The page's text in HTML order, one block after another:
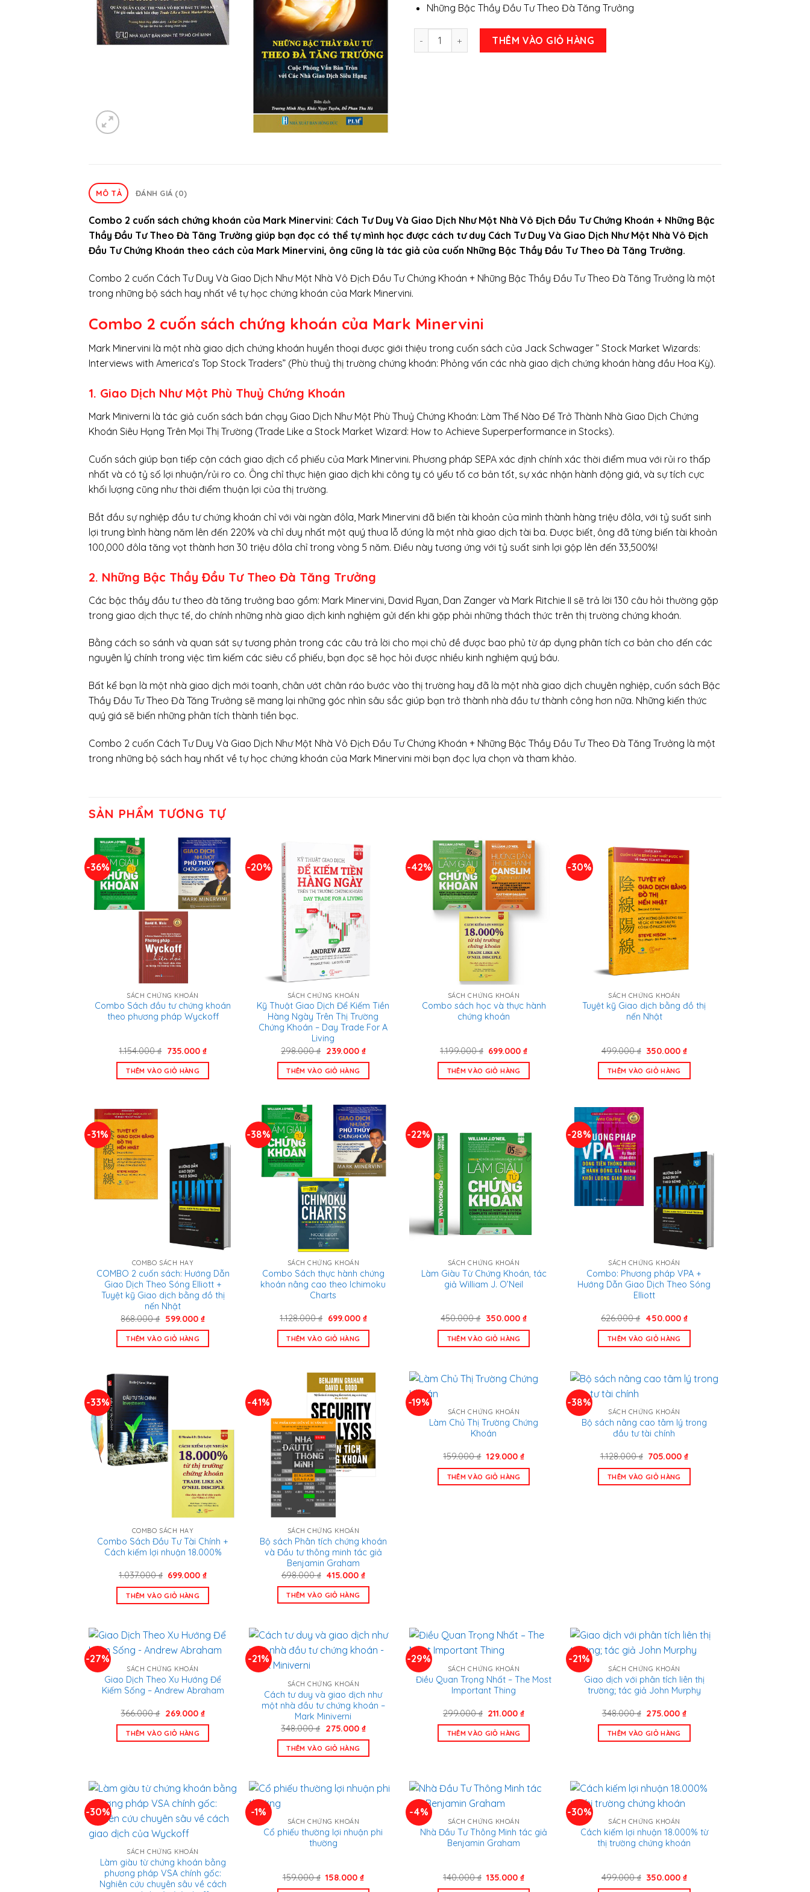
Những Bậc Thầy Đầu Tư Theo Đà Tăng Trưởng
Combo 2 cuốn sách chứng khoán của Mark Minervini số lượng
THÊM VÀO GIỎ HÀNG
MÔ TẢ ĐÁNH GIÁ (0)
Combo 2 cuốn sách chứng khoán của Mark Minervini: Cách Tư Duy Và Giao Dịch Như Một Nhà Vô Địch Đầu Tư Chứng Khoán + Những Bậc
Thầy Đầu Tư Theo Đà Tăng Trưởng giúp bạn đọc có thể tự mình học được cách tư duy Cách Tư Duy Và Giao Dịch Như Một Nhà Vô Địch
Đầu Tư Chứng Khoán theo cách của Mark Minervini, ông cũng là tác giả của cuốn Những Bậc Thầy Đầu Tư Theo Đà Tăng Trưởng.
Combo 2 cuốn Cách Tư Duy Và Giao Dịch Như Một Nhà Vô Địch Đầu Tư Chứng Khoán + Những Bậc Thầy Đầu Tư Theo Đà Tăng Trưởng là một
trong những bộ sách hay nhất về tự học chứng khoán của Mark Minervini.
Combo 2 cuốn sách chứng khoán của Mark Minervini
Mark Minervini là một nhà giao dịch chứng khoán huyền thoại được giới thiệu trong cuốn sách của Jack Schwager ” Stock Market Wizards:
Interviews with America’s Top Stock Traders” (Phù thuỷ thị trường chứng khoán: Phỏng vấn các nhà giao dịch chứng khoán hàng đầu Hoa Kỳ).
1. Giao Dịch Như Một Phù Thuỷ Chứng Khoán
Mark Miniverni là tác giả cuốn sách bán chạy Giao Dịch Như Một Phù Thuỷ Chứng Khoán: Làm Thế Nào Để Trở Thành Nhà Giao Dịch Chứng
Khoán Siêu Hạng Trên Mọi Thị Trường (Trade Like a Stock Market Wizard: How to Achieve Superperformance in Stocks).
Cuốn sách giúp bạn tiếp cận cách giao dịch cổ phiếu của Mark Minervini. Phương pháp SEPA xác định chính xác thời điểm mua với rủi ro thấp
nhất và có tỷ số lợi nhuận/rủi ro co. Ông chỉ thực hiện giao dịch khi công ty có yếu tố cơ bản tốt, sự xác nhận hành động giá, và sự tích cực
khối lượng cũng như thời điểm thuận lợi của thị trường.
Bắt đầu sự nghiệp đầu tư chứng khoán chỉ với vài ngàn đôla, Mark Minervini đã biến tài khoản của mình thành hàng triệu đôla, với tỷ suất sinh
lợi trung bình hàng năm lên đến 220% và chỉ duy nhất một quý thua lỗ đúng là một nhà giao dịch tài ba. Được biết, ông đã từng biến tài khoản
100,000 đôla tăng vọt thành hơn 30 triệu đôla chỉ trong vòng 5 năm. Điều này tương ứng với tỷ suất sinh lợi gộp lên đến 33,500%!
2. Những Bậc Thầy Đầu Tư Theo Đà Tăng Trưởng
Các bậc thầy đầu tư theo đà tăng trưởng bao gồm: Mark Minervini, David Ryan, Dan Zanger và Mark Ritchie II sẽ trả lời 130 câu hỏi thường gặp
trong giao dịch thực tế, do chính những nhà giao dịch kinh nghiệm gửi đến khi gặp phải những thách thức trên thị trường chứng khoán.
Bằng cách so sánh và quan sát sự tương phản trong các câu trả lời cho mọi chủ đề được bao phủ từ áp dụng phân tích cơ bản cho đến các
nguyên lý chính trong việc tìm kiếm các siêu cổ phiếu, bạn đọc sẽ học hỏi được nhiều kinh nghiệm quý báu.
Bất kể bạn là một nhà giao dịch mới toanh, chân ướt chân ráo bước vào thị trường hay đã là một nhà giao dịch chuyên nghiệp, cuốn sách Bậc
Thầy Đầu Tư Theo Đà Tăng Trưởng sẽ mang lại những góc nhìn sâu sắc giúp bạn trở thành nhà đầu tư thành công hơn nữa. Những kiến thức
quý giá sẽ biến những phân tích thành tiền bạc.
Combo 2 cuốn Cách Tư Duy Và Giao Dịch Như Một Nhà Vô Địch Đầu Tư Chứng Khoán + Những Bậc Thầy Đầu Tư Theo Đà Tăng Trưởng là một
trong những bộ sách hay nhất về tự học chứng khoán của Mark Minervini mời bạn đọc lựa chọn và tham khảo.
SẢN PHẨM TƯƠNG TỰ
-36%
SÁCH CHỨNG KHOÁN
Combo Sách đầu tư chứng khoán
theo phương pháp Wyckoff
1.154.000₫ Giá
là:
1.154.000 ₫.
735.000 ₫Giá
là:
THÊM VÀO GIỎ HÀNG
-20%
SÁCH CHỨNG KHOÁN
Kỹ Thuật Giao Dịch Để Kiếm Tiền
Hàng Ngày Trên Thị Trường
Chứng Khoán – Day Trade For A
Living
298.000₫ Giá
là:
298.000 ₫.
239.000 ₫Giá
là:
THÊM VÀO GIỎ HÀNG
-42%
SÁCH CHỨNG KHOÁN
Combo sách học và thực hành
chứng khoán
1.199.000₫ Giá
là:
1.199.000 ₫.
699.000₫Giá
là:
THÊM VÀO GIỎ HÀNG
-30%
SÁCH CHỨNG KHOÁN
Tuyệt kỹ Giao dịch bằng đồ thị
nến Nhật
499.000₫ Giá
là:
499.000 ₫.
350.000₫Giá
là:
THÊM VÀO GIỎ HÀNG
-31%
COMBO SÁCH HAY
COMBO 2 cuốn sách: Hướng Dẫn
Giao Dịch Theo Sóng Elliott +
Tuyệt kỹ Giao dịch bằng đồ thị
nến Nhật
868.000₫ Giá
là:
868.000 ₫.
599.000 ₫Giá
THÊM VÀO GIỎ HÀNG
-38%
SÁCH CHỨNG KHOÁN
Combo Sách thực hành chứng
khoán nâng cao theo Ichimoku
Charts
1.128.000₫ Giá
là:
1.128.000 ₫.
699.000 ₫Giá
tại
THÊM VÀO GIỎ HÀNG
-22%
SÁCH CHỨNG KHOÁN
Làm Giàu Từ Chứng Khoán, tác
giả William J. O’Neil
450.000₫ Giá
là:
450.000 ₫.
350.000 ₫Giá
tại
THÊM VÀO GIỎ HÀNG
-28%
SÁCH CHỨNG KHOÁN
Combo: Phương pháp VPA +
Hướng Dẫn Giao Dịch Theo Sóng
Elliott
626.000₫ Giá
là:
626.000 ₫.
450.000 ₫Giá
tại
THÊM VÀO GIỎ HÀNG
-33%
COMBO SÁCH HAY
Combo Sách Đầu Tư Tài Chính +
Cách kiếm lợi nhuận 18.000%
1.037.000₫ Giá
là:
1.037.000 ₫.
699.000₫Giá
tại
THÊM VÀO GIỎ HÀNG
-41%
SÁCH CHỨNG KHOÁN
Bộ sách Phân tích chứng khoán
và Đầu tư thông minh tác giả
Benjamin Graham
698.000₫ Giá
là:
698.000 ₫.
415.000₫Giá
là:
THÊM VÀO GIỎ HÀNG
-19%
SÁCH CHỨNG KHOÁN
Làm Chủ Thị Trường Chứng
Khoán
159.000₫ Giá
là:
159.000 ₫.
129.000 ₫Giá
tại
THÊM VÀO GIỎ HÀNG
-38%
SÁCH CHỨNG KHOÁN
Bộ sách nâng cao tâm lý trong
đầu tư tài chính
1.128.000₫ Giá
là:
1.128.000 ₫.
705.000₫Giá
tại
THÊM VÀO GIỎ HÀNG
-27%
SÁCH CHỨNG KHOÁN
Giao Dịch Theo Xu Hướng Để
Kiếm Sống – Andrew Abraham
366.000₫ Giá
là:
366.000 ₫.
269.000 ₫Giá
là:
THÊM VÀO GIỎ HÀNG
-21%
SÁCH CHỨNG KHOÁN
Cách tư duy và giao dịch như
một nhà đầu tư chứng khoán –
Mark Miniverni
348.000₫ Giá
là:
348.000 ₫.
275.000 ₫Giá
là:
THÊM VÀO GIỎ HÀNG
-29%
SÁCH CHỨNG KHOÁN
Điều Quan Trọng Nhất – The Most
Important Thing
299.000₫ Giá
là:
299.000 ₫.
211.000₫Giá
là:
THÊM VÀO GIỎ HÀNG
-21%
SÁCH CHỨNG KHOÁN
Giao dịch với phân tích liên thị
trường; tác giả John Murphy
348.000₫ Giá
là:
348.000 ₫.
275.000₫Giá
là:
THÊM VÀO GIỎ HÀNG
-30%
SÁCH CHỨNG KHOÁN
Làm giàu từ chứng khoán bằng
phương pháp VSA chính gốc:
Nghiên cứu chuyên sâu về cách
-1%
SÁCH CHỨNG KHOÁN
Cổ phiếu thường lợi nhuận phi
thường
159.000₫ Giá
158.000₫Giá
-4%
SÁCH CHỨNG KHOÁN
Nhà Đầu Tư Thông Minh tác giả
Benjamin Graham
140.000₫ Giá
135.000₫Giá
-30%
SÁCH CHỨNG KHOÁN
Cách kiếm lợi nhuận 18.000% từ
thị trường chứng khoán
499.000₫ Giá
350.000₫Giá